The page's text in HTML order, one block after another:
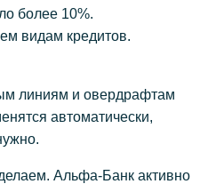
более 10%.
видам кредитов.
линиям и овердрафтам
автоматически,
Альфа-Банк активно